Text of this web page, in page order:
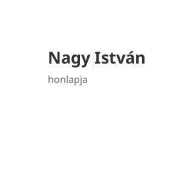
Nagy István
honlapja